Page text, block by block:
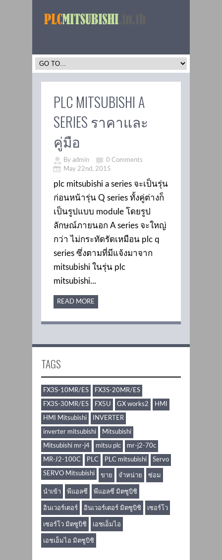
PLC MITSUBISHI A
SERIES ราคาและ
คู่มือ
By admin
0 Comments
May 22nd, 2015
plc mitsubishi a series จะเป็นรุ่น
ก่อนหน้ารุ่น Q series ทั้งคู่ต่างก็
เป็นรูปแบบ module โดยรูป
ลักษณ์ภายนอก A series จะใหญ่
กว่า ไม่กระทัดรัดเหมือน plc q
series ซึ่งตามที่มีแจ้งมาจาก
mitsubishi ในรุ่น plc
mitsubishi...
READ MORE
TAGS
FX3S-10MR/ES FX3S-20MR/ES
FX3S-30MR/ES FX5U GX works2 HMI
HMI Mitsubishi INVERTER
inverter mitsubishi Mitsubishi
Mitsubishi mr-j4 mitsu plc mr-j2-70c
MR-J2-100C PLC PLC mitsubishi Servo
SERVO Mitsubishi ขาย จำหน่าย ซ่อม
นำเข้า พีแอลซี พีแอลซี มิตซูบิชิ
อินเวอร์เตอร์ อินเวอร์เตอร์ มิตซูบิชิ เซอร์โว
เซอร์โว มิตซูบิชิ เอชเอ็มไอ
เอชเอ็มไอ มิตซูบิชิ